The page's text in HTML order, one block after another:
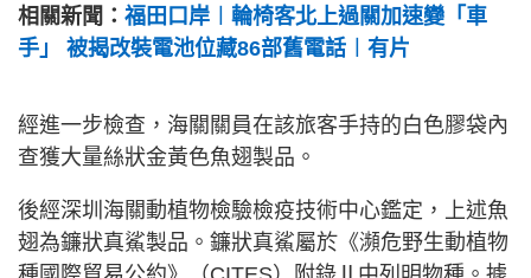
相關新聞： 福田口岸︱輪椅客北上過關加速變「車
手」 被揭改裝電池位藏86部舊電話︱有片
經進一步檢查，海關關員在該旅客手持的白色膠袋內
查獲大量絲狀金黃色魚翅製品。
後經深圳海關動植物檢驗檢疫技術中心鑑定，上述魚
翅為鐮狀真鯊製品。鐮狀真鯊屬於《瀕危野生動植物